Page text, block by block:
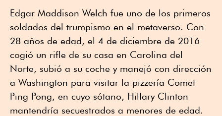
Edgar Maddison Welch fue uno de los primeros
soldados del trumpismo en el metaverso. Con
28 años de edad, el 4 de diciembre de 2016
cogió un rifle de su casa en Carolina del
Norte, subió a su coche y manejó con dirección
a Washington para visitar la pizzería Comet
Ping Pong, en cuyo sótano, Hillary Clinton
mantendría secuestrados a menores de edad.